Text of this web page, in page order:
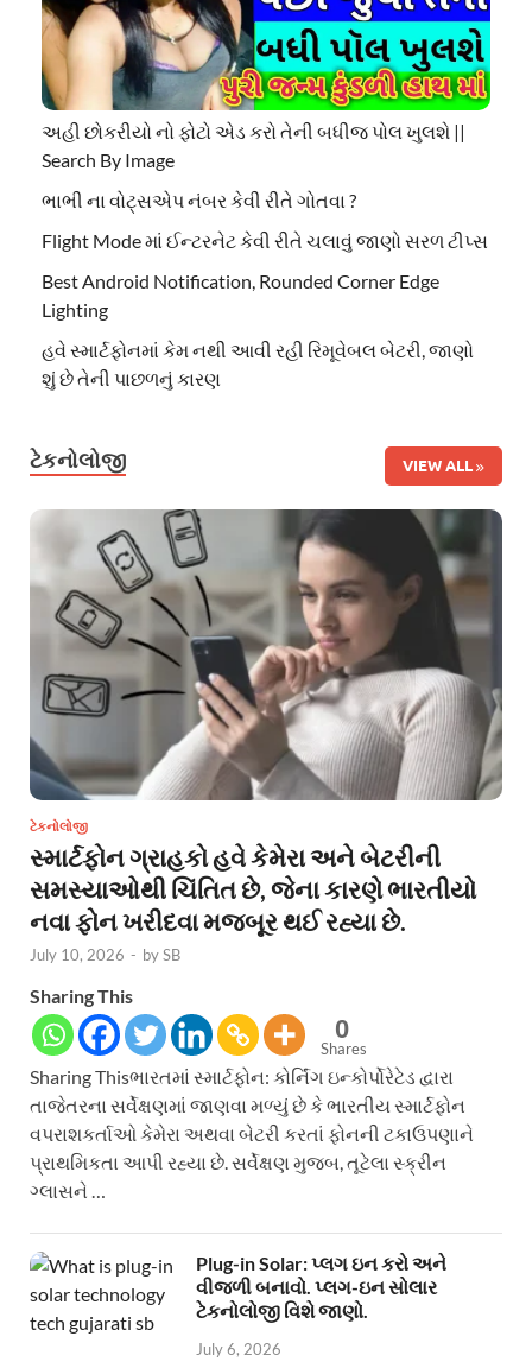
અહી છોકરીયો નો ફોટો એડ કરો તેની બધીજ પોલ ખુલશે ||
Search By Image
ભાભી ના વોટ્સએપ નંબર કેવી રીતે ગોતવા ?
Flight Mode માં ઈન્ટરનેટ કેવી રીતે ચલાવું જાણો સરળ ટીપ્સ
Best Android Notification, Rounded Corner Edge
Lighting
હવે સ્માર્ટફોનમાં કેમ નથી આવી રહી રિમૂવેબલ બેટરી, જાણો
શું છે તેની પાછળનું કારણ
ટેકનોલોજી VIEW ALL
ટેકનોલોજી
સ્માર્ટફોન ગ્રાહકો હવે કેમેરા અને બેટરીની
સમસ્યાઓથી ચિંતિત છે, જેના કારણે ભારતીયો
નવા ફોન ખરીદવા મજબૂર થઈ રહ્યા છે.
July 10, 2026 - bySB
Sharing This
0
Shares
Sharing Thisભારતમાં સ્માર્ટફોન: કોર્નિંગ ઇન્કોર્પોરેટેડ દ્વારા
તાજેતરના સર્વેક્ષણમાં જાણવા મળ્યું છે કે ભારતીય સ્માર્ટફોન
વપરાશકર્તાઓ કેમેરા અથવા બેટરી કરતાં ફોનની ટકાઉપણાને
પ્રાથમિકતા આપી રહ્યા છે. સર્વેક્ષણ મુજબ, તૂટેલા સ્ક્રીન
ગ્લાસને …
Plug-in Solar: પ્લગ ઇન કરો અને
વીજળી બનાવો. પ્લગ-ઇન સોલાર
ટેકનોલોજી વિશે જાણો.
July 6, 2026